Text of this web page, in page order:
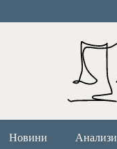
Новини Анализи